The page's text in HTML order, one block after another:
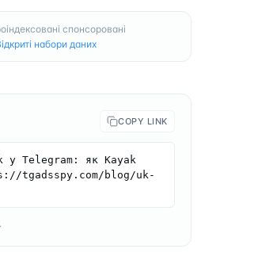
спонсоровані
набори даних
COPY LINK
у Telegram: як Kayak
tgadsspy.com/blog/uk-